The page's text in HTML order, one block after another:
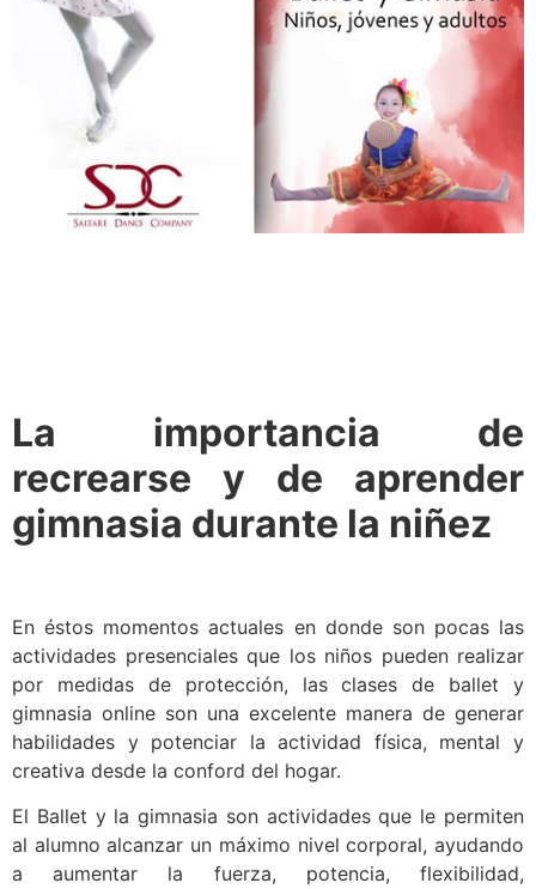
La importancia de
recrearse y de aprender
gimnasia durante la niñez
En éstos momentos actuales en donde son pocas las
actividades presenciales que los niños pueden realizar
por medidas de protección, las clases de ballet y
gimnasia online son una excelente manera de generar
habilidades y potenciar la actividad física, mental y
creativa desde la conford del hogar.
El Ballet y la gimnasia son actividades que le permiten
al alumno alcanzar un máximo nivel corporal, ayudando
a aumentar la fuerza, potencia, flexibilidad,